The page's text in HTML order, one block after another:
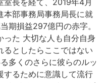
室長を経て、2019年4月
本部事務局事務局長に就
期損益297億円の赤字。
った 大切な人も自分自身
るとしたらここではない
多くのさらに彼らのルッ
するために意識して流行